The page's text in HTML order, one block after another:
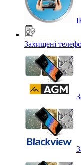
Захищені